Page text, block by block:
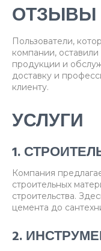
ОТЗЫВЫ
Пользователи,
компании,
продукции и
доставку и
клиенту.
УСЛУГИ
1.
Компания
строительных
строительства.
цемента до
2.